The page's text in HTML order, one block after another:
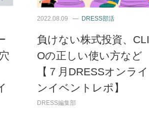
2022.08.09 DRESS部活
負けない株式投資、CLI
Oの正しい使い方など
【７月DRESSオンライ
ンイベントレポ】
DRESS編集部